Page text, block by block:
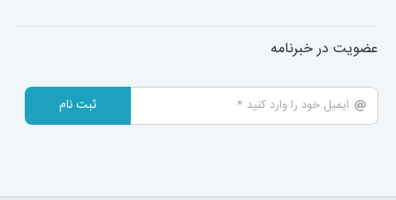
عضویت در خبرنامه
ثبت نام